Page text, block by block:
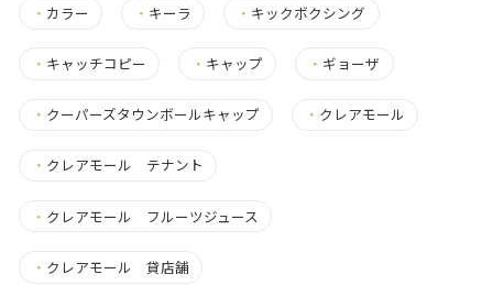
・ カラー ・ キーラ ・ キックボクシング
・ キャッチコピー ・ キャップ ・ ギョーザ
・ クーパーズタウンボールキャップ ・ クレアモール
・ クレアモール テナント
・ クレアモール フルーツジュース
・ クレアモール 貸店舗